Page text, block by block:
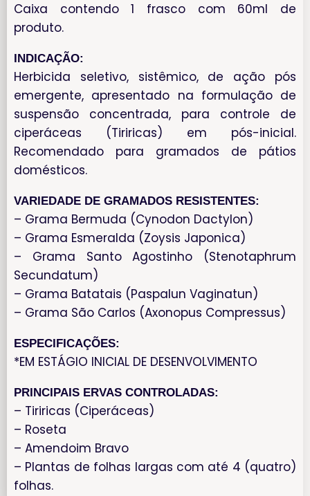
Caixa contendo 1 frasco com 60ml de
produto.
INDICAÇÃO:
Herbicida seletivo, sistêmico, de ação pós
emergente, apresentado na formulação de
suspensão concentrada, para controle de
ciperáceas (Tiriricas) em pós-inicial.
Recomendado para gramados de pátios
domésticos.
VARIEDADE DE GRAMADOS RESISTENTES:
– Grama Bermuda (Cynodon Dactylon)
– Grama Esmeralda (Zoysis Japonica)
– Grama Santo Agostinho (Stenotaphrum
Secundatum)
– Grama Batatais (Paspalun Vaginatun)
– Grama São Carlos (Axonopus Compressus)
ESPECIFICAÇÕES:
*EM ESTÁGIO INICIAL DE DESENVOLVIMENTO
PRINCIPAIS ERVAS CONTROLADAS:
– Tiriricas (Ciperáceas)
– Roseta
– Amendoim Bravo
– Plantas de folhas largas com até 4 (quatro)
folhas.